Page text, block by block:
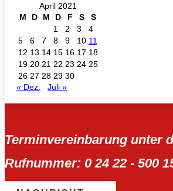
April 2021
M
D M D F S
S
1
2 3
4
5
6 7 8 9 10 11
12 13 14 15 16 17 18
19 20 21 22 23 24 25
26 27 28 29 30
« Dez.
Juli »
Terminvereinbarung unter
Rufnummer: 0 24 22 - 500